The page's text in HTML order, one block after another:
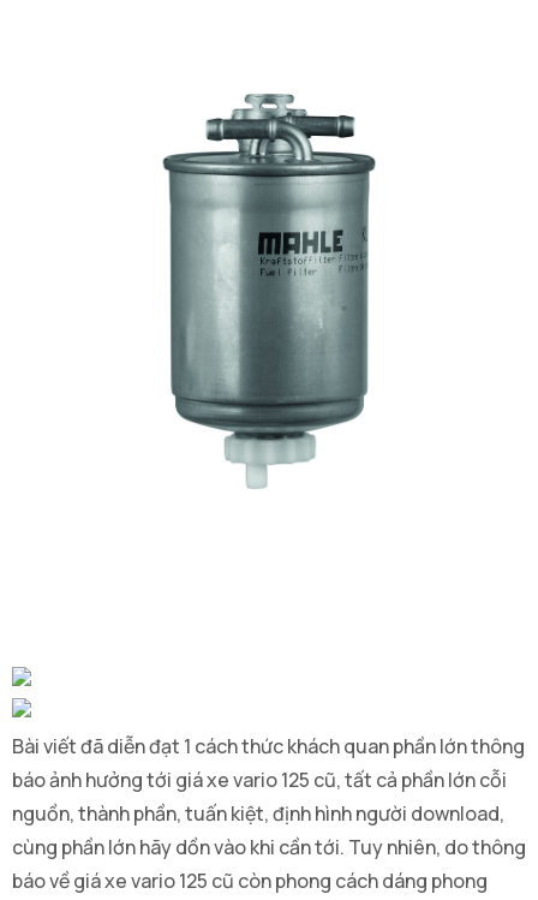
Bài viết đã diễn đạt 1 cách thức khách quan phần lớn thông
báo ảnh hưởng tới giá xe vario 125 cũ, tất cả phần lớn cỗi
nguồn, thành phần, tuấn kiệt, định hình người download,
cùng phần lớn hãy dồn vào khi cần tới. Tuy nhiên, do thông
báo về giá xe vario 125 cũ còn phong cách dáng phong